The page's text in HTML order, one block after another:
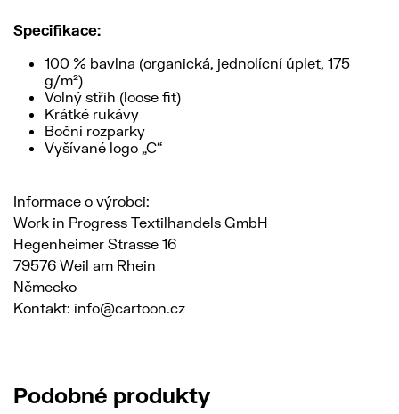
Specifikace:
100 % bavlna (organická, jednolícní úplet, 175
g/m²)
Volný střih (loose fit)
Krátké rukávy
Boční rozparky
Vyšívané logo „C“
Informace o výrobci:
Work in Progress Textilhandels GmbH
Hegenheimer Strasse 16
79576 Weil am Rhein
Německo
Kontakt: info@cartoon.cz
Podobné produkty